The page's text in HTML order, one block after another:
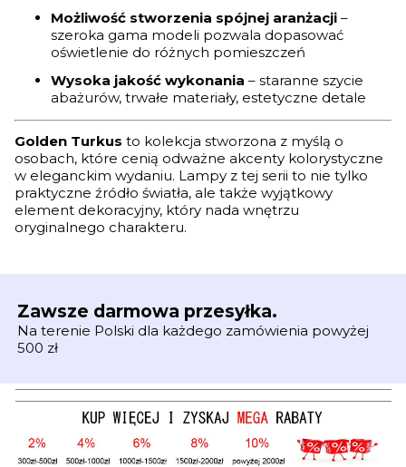
Możliwość stworzenia spójnej aranżacji –
szeroka gama modeli pozwala dopasować
oświetlenie do różnych pomieszczeń
Wysoka jakość wykonania – staranne szycie
abażurów, trwałe materiały, estetyczne detale
Golden Turkus to kolekcja stworzona z myślą o
osobach, które cenią odważne akcenty kolorystyczne
w eleganckim wydaniu. Lampy z tej serii to nie tylko
praktyczne źródło światła, ale także wyjątkowy
element dekoracyjny, który nada wnętrzu
oryginalnego charakteru.
Zawsze darmowa przesyłka.
Na terenie Polski dla każdego zamówienia powyżej
500 zł